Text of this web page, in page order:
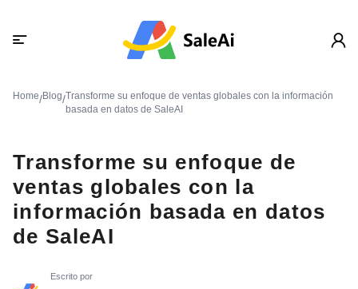
Home/Blog/Transforme su enfoque de ventas globales con la información
basada en datos de SaleAI
Transforme su enfoque de
ventas globales con la
información basada en datos
de SaleAI
Escrito por